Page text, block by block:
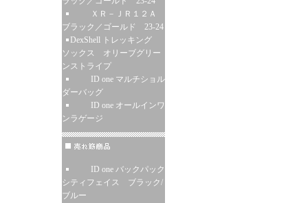
ＸＲ－ＪＲ１２Ａ
ブラック／ゴールド 23-24
DexShell トレッキング
ソックス オリーブグリー
ンストライプ
ID one マルチショル
ダーバッグ
ID one オールインワ
ンラゲージ
ID one バックパック
シティフェイス ブラック/
ブルー